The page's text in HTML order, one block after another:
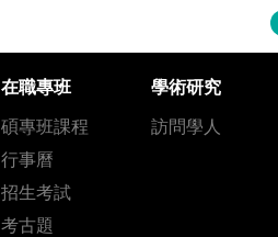
在職專班
碩專班課程
行事曆
招生考試
考古題
學術研究
訪問學人